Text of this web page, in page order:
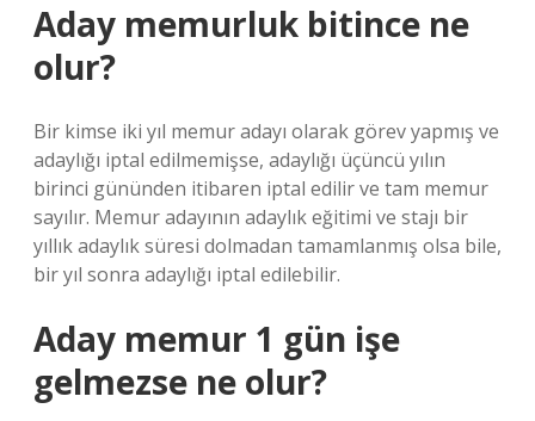
Aday memurluk bitince ne
olur?
Bir kimse iki yıl memur adayı olarak görev yapmış ve
adaylığı iptal edilmemişse, adaylığı üçüncü yılın
birinci gününden itibaren iptal edilir ve tam memur
sayılır. Memur adayının adaylık eğitimi ve stajı bir
yıllık adaylık süresi dolmadan tamamlanmış olsa bile,
bir yıl sonra adaylığı iptal edilebilir.
Aday memur 1 gün işe
gelmezse ne olur?